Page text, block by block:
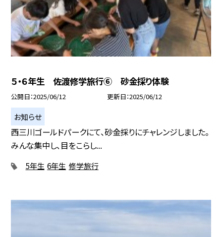
５・６年生 佐渡修学旅行⑥ 砂金採り体験
公開日 2025/06/12 更新日 2025/06/12
お知らせ
西三川ゴールドパークにて、砂金採りにチャレンジしました。
みんな集中し、目をこらし...
5年生 6年生 修学旅行